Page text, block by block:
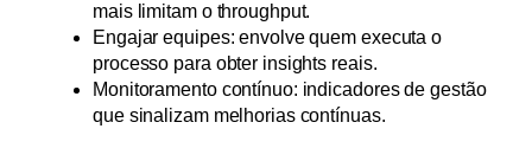
mais limitam o throughput.
Engajar equipes: envolve quem executa o
processo para obter insights reais.
Monitoramento contínuo: indicadores de gestão
que sinalizam melhorias contínuas.